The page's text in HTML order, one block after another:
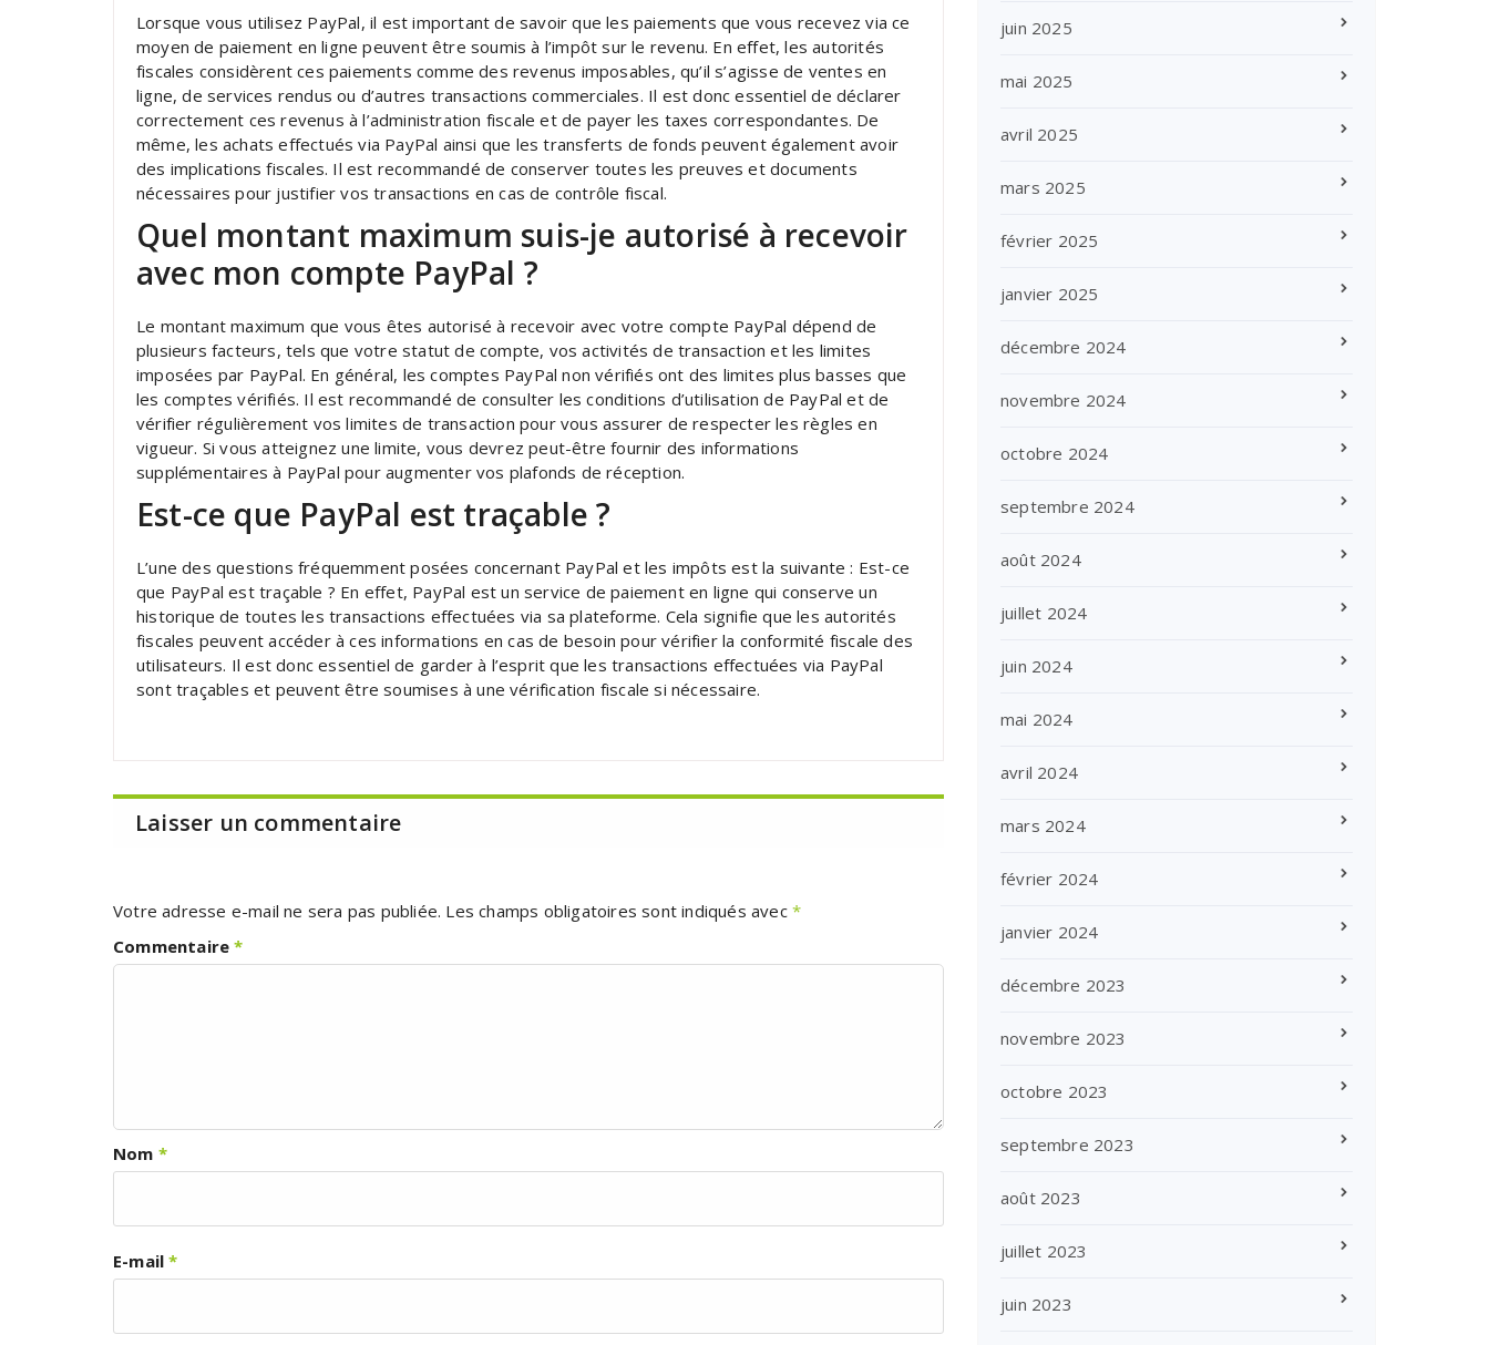
Lorsque vous utilisez PayPal, il est important de savoir que les paiements que vous recevez via ce
moyen de paiement en ligne peuvent être soumis à l’impôt sur le revenu. En effet, les autorités
fiscales considèrent ces paiements comme des revenus imposables, qu’il s’agisse de ventes en
ligne, de services rendus ou d’autres transactions commerciales. Il est donc essentiel de déclarer
correctement ces revenus à l’administration fiscale et de payer les taxes correspondantes. De
même, les achats effectués via PayPal ainsi que les transferts de fonds peuvent également avoir
des implications fiscales. Il est recommandé de conserver toutes les preuves et documents
nécessaires pour justifier vos transactions en cas de contrôle fiscal.
Quel montant maximum suis-je autorisé à recevoir
avec mon compte PayPal ?
Le montant maximum que vous êtes autorisé à recevoir avec votre compte PayPal dépend de
plusieurs facteurs, tels que votre statut de compte, vos activités de transaction et les limites
imposées par PayPal. En général, les comptes PayPal non vérifiés ont des limites plus basses que
les comptes vérifiés. Il est recommandé de consulter les conditions d’utilisation de PayPal et de
vérifier régulièrement vos limites de transaction pour vous assurer de respecter les règles en
vigueur. Si vous atteignez une limite, vous devrez peut-être fournir des informations
supplémentaires à PayPal pour augmenter vos plafonds de réception.
Est-ce que PayPal est traçable ?
L’une des questions fréquemment posées concernant PayPal et les impôts est la suivante : Est-ce
que PayPal est traçable ? En effet, PayPal est un service de paiement en ligne qui conserve un
historique de toutes les transactions effectuées via sa plateforme. Cela signifie que les autorités
fiscales peuvent accéder à ces informations en cas de besoin pour vérifier la conformité fiscale des
utilisateurs. Il est donc essentiel de garder à l’esprit que les transactions effectuées via PayPal
sont traçables et peuvent être soumises à une vérification fiscale si nécessaire.
Laisser un commentaire
Votre adresse e-mail ne sera pas publiée. Les champs obligatoires sont indiqués avec*
Commentaire*
Nom *
E-mail*
juin 2025
mai 2025
avril 2025
mars 2025
février 2025
janvier 2025
décembre 2024
novembre 2024
octobre 2024
septembre 2024
août 2024
juillet 2024
juin 2024
mai 2024
avril 2024
mars 2024
février 2024
janvier 2024
décembre 2023
novembre 2023
octobre 2023
septembre 2023
août 2023
juillet 2023
juin 2023